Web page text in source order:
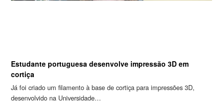
Estudante portuguesa desenvolve impressão 3D em
cortiça
Já foi criado um filamento à base de cortiça para impressões 3D,
desenvolvido na Universidade…